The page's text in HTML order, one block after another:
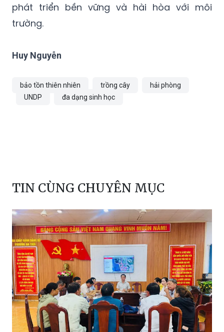
phát triển bền vững và hài hòa với môi
trường.
Huy Nguyễn
bảo tồn thiên nhiên trồng cây
hải phòng
UNDP
đa dạng sinh học
TIN CÙNG CHUYÊN MỤC